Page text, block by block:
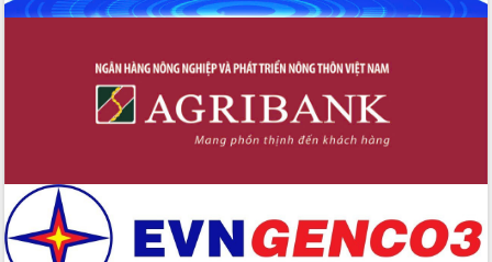
Đắk Lắk rà soát, điều chỉnh Đề án 190
Phó Chủ tịch UBND tỉnh Đắk Lắk
Trương Công Thái kiểm tra thực địa
Dự án cao tốc Khánh Hòa - Buôn Ma
sản sống” trong dòng chảy toàn cầu
Xây dựng nông thôn mới: Nâng cao đời
sống người dân từ những mô hình thiết
thực